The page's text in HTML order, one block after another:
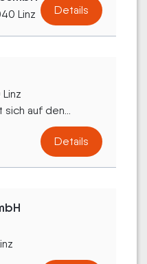
Linz Details
auf den...
Details